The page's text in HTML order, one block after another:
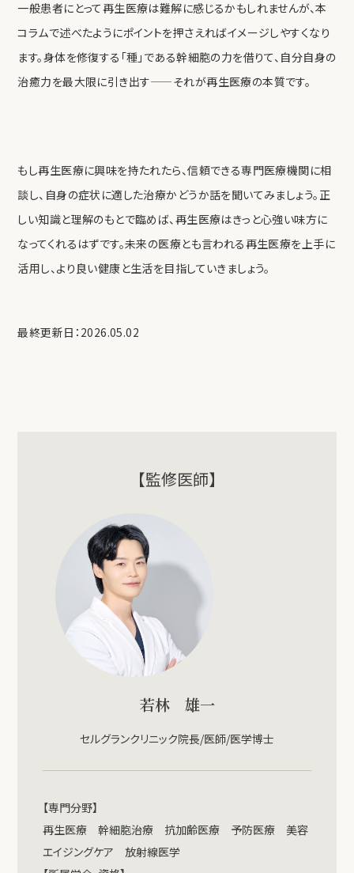
一般患者にとって再生医療は難解に感じるかもしれませんが、本
コラムで述べたようにポイントを押さえればイメージしやすくなり
ます。身体を修復する「種」である幹細胞の力を借りて、自分自身の
治癒力を最大限に引き出す——それが再生医療の本質です。
もし再生医療に興味を持たれたら、信頼できる専門医療機関に相
談し、自身の症状に適した治療かどうか話を聞いてみましょう。正
しい知識と理解のもとで臨めば、再生医療はきっと心強い味方に
なってくれるはずです。未来の医療とも言われる再生医療を上手に
活用し、より良い健康と生活を目指していきましょう。
最終更新日：2026.05.02
【監修医師】
若林 雄一
セルグランクリニック院長/医師/医学博士
【専門分野】
再生医療 幹細胞治療 抗加齢医療 予防医療 美容
エイジングケア 放射線医学